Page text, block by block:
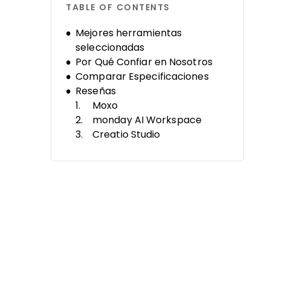
TABLE OF CONTENTS
Mejores herramientas
seleccionadas
Por Qué Confiar en Nosotros
Comparar Especificaciones
Reseñas
Moxo
monday AI Workspace
Creatio Studio
Jotform Workflows